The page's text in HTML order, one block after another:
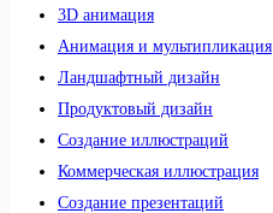
3D анимация
Анимация и мультипликация
Ландшафтный дизайн
Продуктовый дизайн
Создание иллюстраций
Коммерческая иллюстрация
Создание презентаций